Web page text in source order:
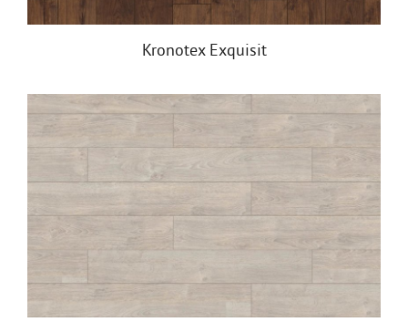
Kronotex Exquisit